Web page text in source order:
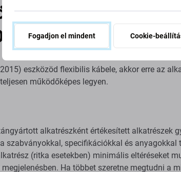
Apple
eszközöd flexibilis kábele, akkor erre az
működőképes legyen.
alkatrészként értékesített alkatrészek
szabványokkal, specifikációkkal és anyagokkal
(ritka esetekben) minimális eltéréseket
Ha többet szeretne megtudni a
Fogadjon el mindent Cookie-